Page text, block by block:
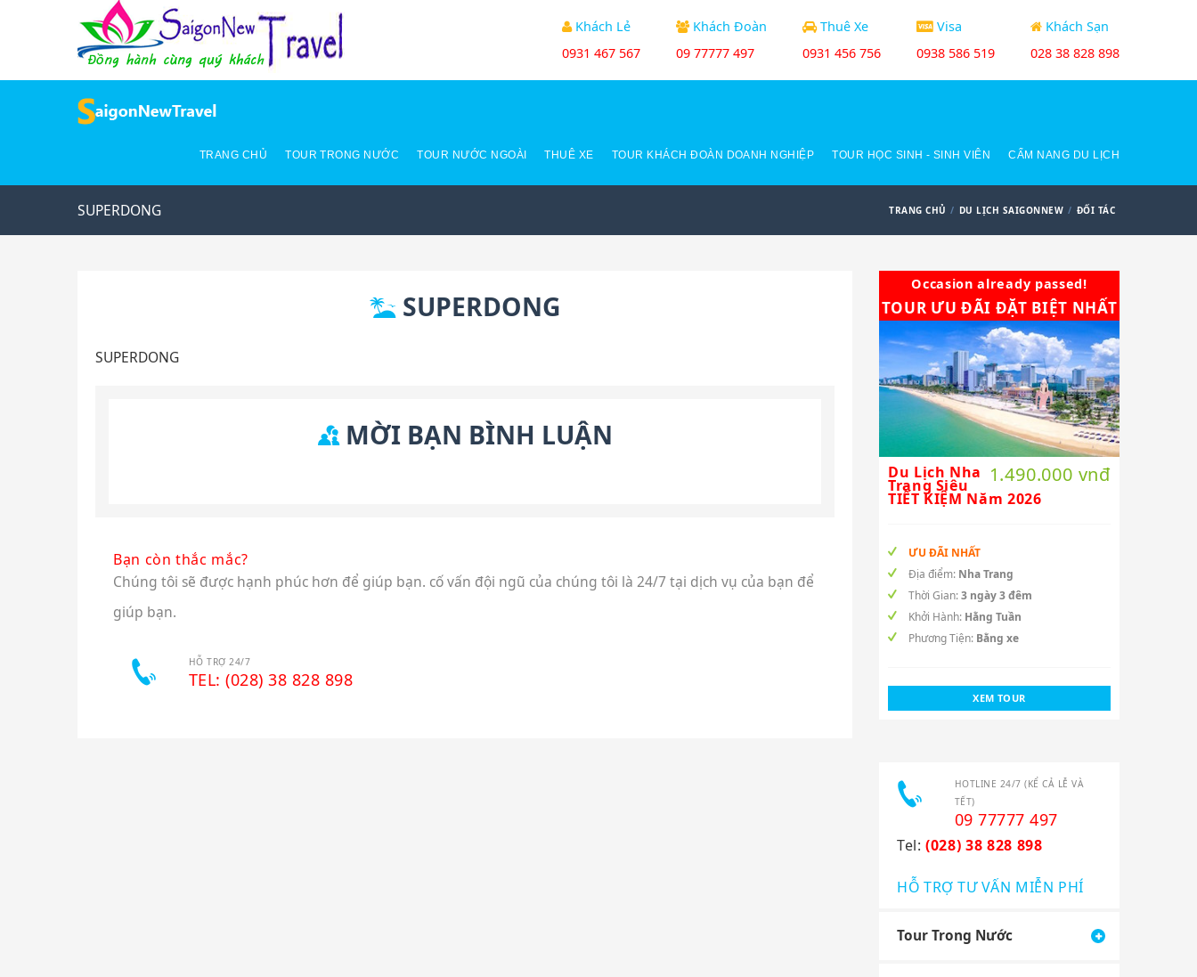
Khách Lẻ
0931 467 567
Khách Đoàn
09 77777 497
Thuê Xe
0931 456 756
Visa
0938 586 519
Khách Sạn
028 38 828 898
TRANG CHỦ TOUR TRONG NƯỚC TOUR NƯỚC NGOÀI THUÊ XE TOUR KHÁCH ĐOÀN DOANH NGHIỆP TOUR HỌC SINH - SINH VIÊN CẨM NANG DU LỊCH
SUPERDONG TRANG CHỦ DU LỊCH SAIGONNEW ĐỐI TÁC
SUPERDONG
SUPERDONG
MỜI BẠN BÌNH LUẬN
Bạn còn thắc mắc?
Chúng tôi sẽ được hạnh phúc hơn để giúp bạn. cố vấn đội ngũ của chúng tôi là 24/7 tại dịch vụ của bạn để
giúp bạn.
HỖ TRỢ 24/7
TEL: (028) 38 828 898
Occasion already passed!
TOUR ƯU ĐÃI ĐẶT BIỆT NHẤT
1.490.000 vnđ
Du Lịch Nha
Trang Siêu
TIẾT KIỆM Năm 2026
ƯU ĐÃI NHẤT
Địa điểm: Nha Trang
Thời Gian:3 ngày 3 đêm
Khởi Hành: Hằng Tuần
Phương Tiện: Bằng xe
XEM TOUR
HOTLINE 24/7 (KỂ CẢ LỄ VÀ
TẾT)
09 77777 497
Tel: (028) 38 828 898
HỖ TRỢ TƯ VẤN MIỄN PHÍ
Tour Trong Nước